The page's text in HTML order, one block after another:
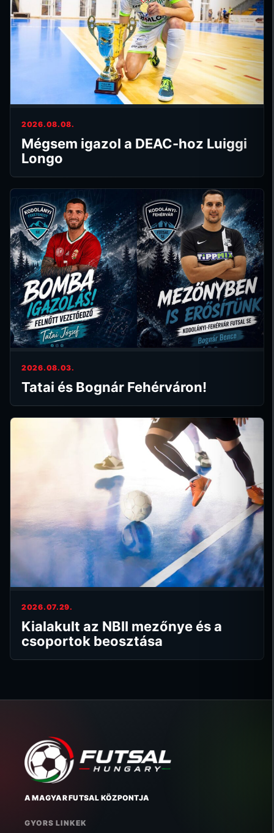
2026.08.08.
Mégsem igazol a DEAC-hoz Luiggi
Longo
2026.08.03.
Tatai és Bognár Fehérváron!
2026.07.29.
Kialakult az NBII mezőnye és a
csoportok beosztása
A MAGYAR FUTSAL KÖZPONTJA
GYORS LINKEK